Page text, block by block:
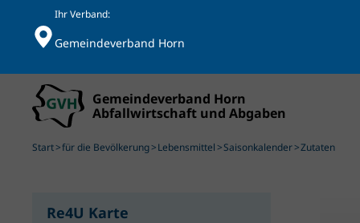
Skip to main content
Ihr Verband:
Gemeindeverband Horn
Start für die Bevölkerung Lebensmittel Saisonkalender Zutaten
Re4U Karte